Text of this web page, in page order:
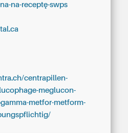
na-receptę-swps
centrapillen-
meglucon-
metfor-metform-